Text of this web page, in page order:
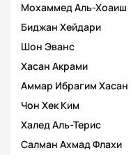
Мохаммед Аль-Хоаиш
Биджан Хейдари
Шон Эванс
Хасан Акрами
Аммар Ибрагим
Чон Хек Ким
Халед Аль-Терис
Салман Ахмад Флахи